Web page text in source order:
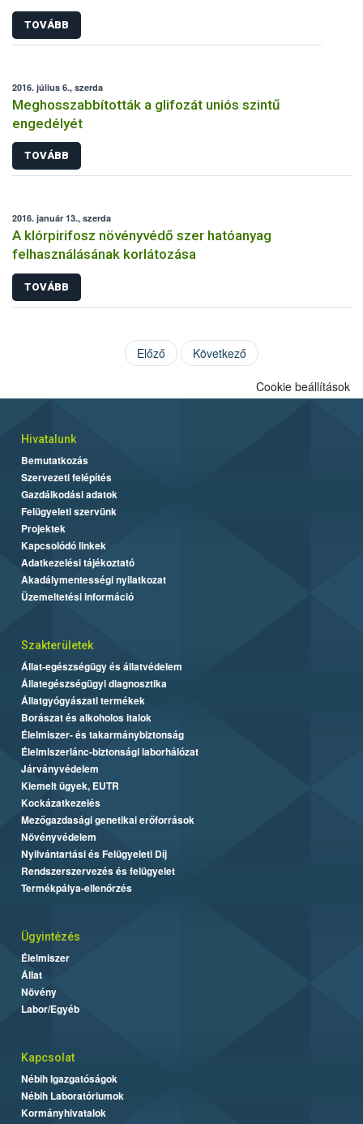
TOVÁBB
2016. július 6., szerda
Meghosszabbították a glifozát uniós szintű
engedélyét
TOVÁBB
2016. január 13., szerda
A klórpirifosz növényvédő szer hatóanyag
felhasználásának korlátozása
TOVÁBB
Előző Következő
Cookie beállítások
Hivatalunk
Bemutatkozás
Szervezeti felépítés
Gazdálkodási adatok
Felügyeleti szervünk
Projektek
Kapcsolódó linkek
Adatkezelési tájékoztató
Akadálymentességi nyilatkozat
Üzemeltetési információ
Szakterületek
Állat-egészségügy és állatvédelem
Állategészségügyi diagnosztika
Állatgyógyászati termékek
Borászat és alkoholos italok
Élelmiszer- és takarmánybiztonság
Élelmiszerlánc-biztonsági laborhálózat
Járványvédelem
Kiemelt ügyek, EUTR
Kockázatkezelés
Mezőgazdasági genetikai erőforrások
Növényvédelem
Nyilvántartási és Felügyeleti Díj
Rendszerszervezés és felügyelet
Termékpálya-ellenőrzés
Ügyintézés
Élelmiszer
Állat
Növény
Labor/Egyéb
Kapcsolat
Nébih Igazgatóságok
Nébih Laboratóriumok
Kormányhivatalok